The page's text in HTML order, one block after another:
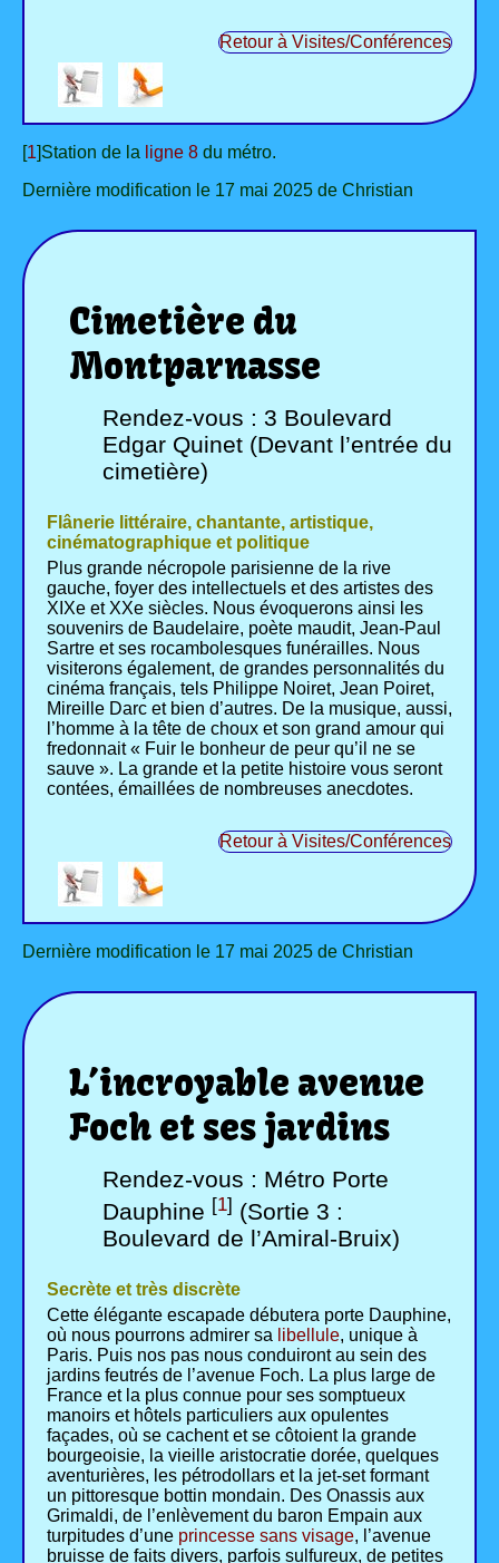
Retour à Visites/Conférences
[1]Station de la ligne 8 du métro.
Dernière modification le 17 mai 2025 de Christian
Cimetière du
Montparnasse
Rendez-vous : 3 Boulevard
Edgar Quinet (Devant l’entrée du
cimetière)
Flânerie littéraire, chantante, artistique,
cinématographique et politique
Plus grande nécropole parisienne de la rive
gauche, foyer des intellectuels et des artistes des
XIXe et XXe siècles. Nous évoquerons ainsi les
souvenirs de Baudelaire, poète maudit, Jean-Paul
Sartre et ses rocambolesques funérailles. Nous
visiterons également, de grandes personnalités du
cinéma français, tels Philippe Noiret, Jean Poiret,
Mireille Darc et bien d’autres. De la musique, aussi,
l’homme à la tête de choux et son grand amour qui
fredonnait « Fuir le bonheur de peur qu’il ne se
sauve ». La grande et la petite histoire vous seront
contées, émaillées de nombreuses anecdotes.
Retour à Visites/Conférences
Dernière modification le 17 mai 2025 de Christian
L’incroyable avenue
Foch et ses jardins
Rendez-vous : Métro Porte
Dauphine [1] (Sortie 3 :
Boulevard de l’Amiral-Bruix)
Secrète et très discrète
Cette élégante escapade débutera porte Dauphine,
où nous pourrons admirer sa libellule, unique à
Paris. Puis nos pas nous conduiront au sein des
jardins feutrés de l’avenue Foch. La plus large de
France et la plus connue pour ses somptueux
manoirs et hôtels particuliers aux opulentes
façades, où se cachent et se côtoient la grande
bourgeoisie, la vieille aristocratie dorée, quelques
aventurières, les pétrodollars et la jet-set formant
un pittoresque bottin mondain. Des Onassis aux
Grimaldi, de l’enlèvement du baron Empain aux
turpitudes d’une princesse sans visage, l’avenue
bruisse de faits divers, parfois sulfureux, de petites